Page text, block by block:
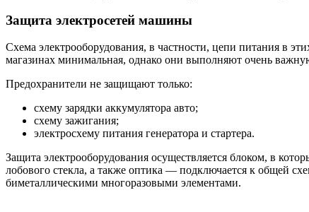
Защита электросетей машины
Схема электрооборудования, в частности, цепи питания в
магазинах минимальная, однако они выполняют очень
Предохранители не защищают только:
схему зарядки аккумулятора авто;
схему зажигания;
электросхему питания генератора и стартера.
Защита электрооборудования осуществляется блоком, в
лобового стекла, а также оптика — подключается к общей
биметаллическими многоразовыми элементами.